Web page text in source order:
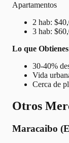
Apartamentos
2 hab:
3 hab:
Lo que Obtienes
30-40%
Vida
Cerca de
Otros
Maracaibo